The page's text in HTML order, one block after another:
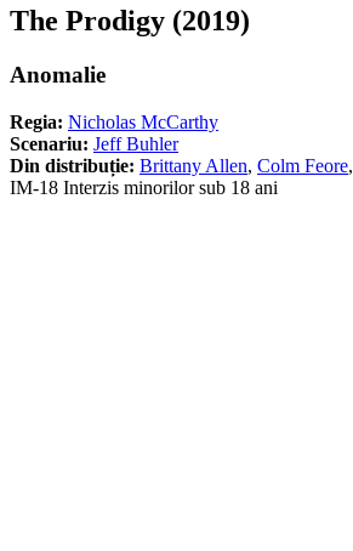
The Prodigy (2019)
Anomalie
Regia: Nicholas McCarthy
Scenariu: Jeff Buhler
Din distribuție: Brittany Allen, Colm Feore,
IM-18 Interzis minorilor sub 18 ani